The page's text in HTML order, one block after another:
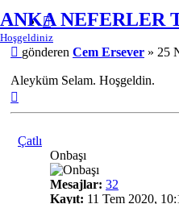
ANKA NEFERLER
Hoşgeldiniz
Alıntı
Mesaj
gönderen Cem Ersever » 25
Aleyküm Selam. Hoşgeldin.
Çatlı
Onbaşı
Mesajlar: 32
Kayıt: 11 Tem 2020,